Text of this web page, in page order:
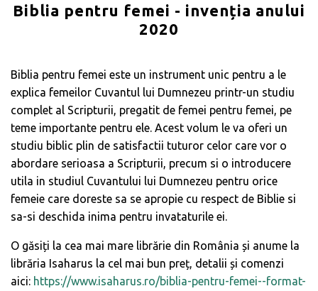
Biblia pentru femei - invenția anului
2020
Biblia pentru femei este un instrument unic pentru a le
explica femeilor Cuvantul lui Dumnezeu printr-un studiu
complet al Scripturii, pregatit de femei pentru femei, pe
teme importante pentru ele. Acest volum le va oferi un
studiu biblic plin de satisfactii tuturor celor care vor o
abordare serioasa a Scripturii, precum si o introducere
utila in studiul Cuvantului lui Dumnezeu pentru orice
femeie care doreste sa se apropie cu respect de Biblie si
sa-si deschida inima pentru invataturile ei.
O găsiți la cea mai mare librărie din România și anume la
librăria Isaharus la cel mai bun preț, detalii și comenzi
aici: https://www.isaharus.ro/biblia-pentru-femei--format-